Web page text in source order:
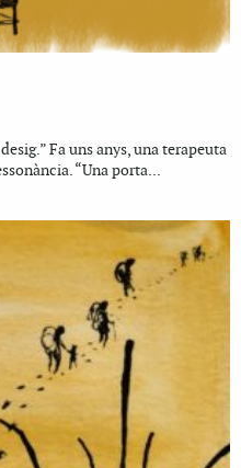
Fa uns anys, una terapeuta
“Una porta...